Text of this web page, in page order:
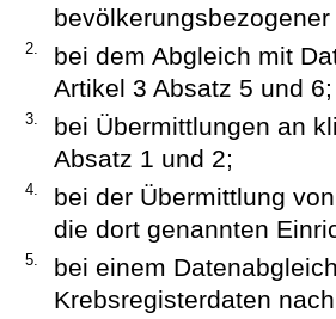
2.
bei dem Abgleich mit
Artikel 3 Absatz 5 und 6;
3.
bei Übermittlungen an
Absatz 1 und 2;
4.
bei der Übermittlung
die dort genannten
5.
bei einem
Krebsregisterdaten